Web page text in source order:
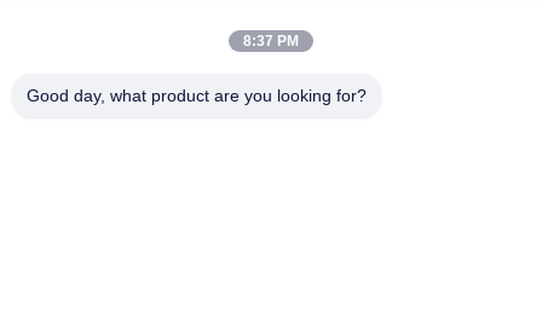
001-512-7443871
8:37 PM
Good day, what product are you looking for?